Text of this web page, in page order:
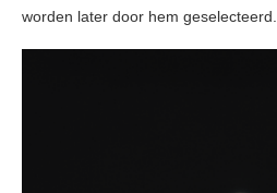
worden later door hem geselecteerd.